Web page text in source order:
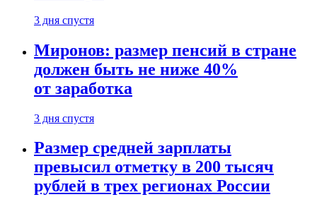
3 дня спустя
Миронов: размер пенсий в стране
должен быть не ниже 40%
от заработка
3 дня спустя
Размер средней зарплаты
превысил отметку в 200 тысяч
рублей в трех регионах России